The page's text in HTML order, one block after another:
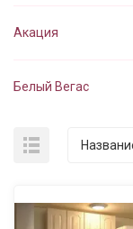
Акация
Белый Вегас